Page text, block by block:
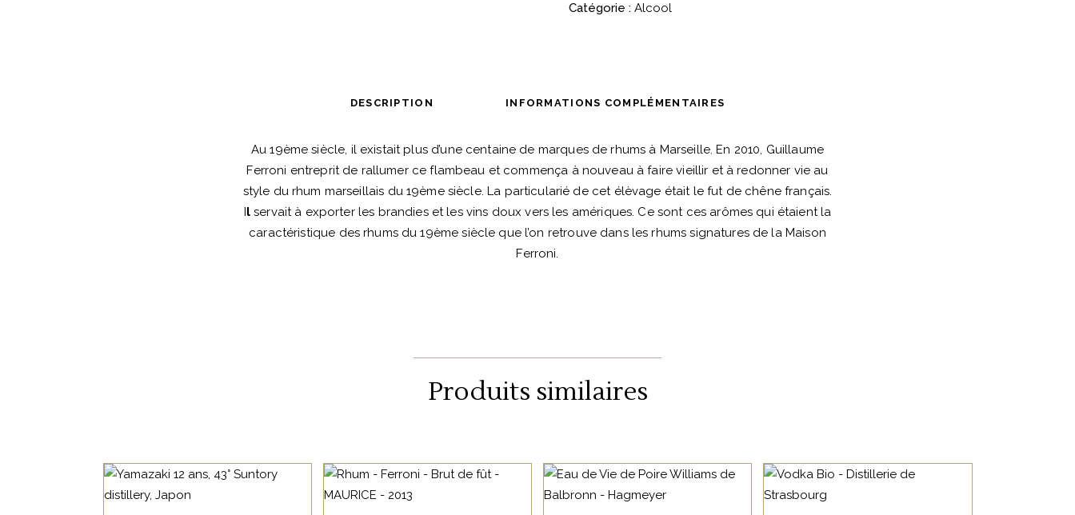
Brut
Catégorie : Alcool
DESCRIPTION INFORMATIONS COMPLÉMENTAIRES
Au 19ème siècle, il existait plus d’une centaine de marques de rhums à Marseille. En 2010, Guillaume
Ferroni entreprit de rallumer ce flambeau et commença à nouveau à faire vieillir et à redonner vie au
style du rhum marseillais du 19ème siècle. La particularié de cet élèvage était le fut de chêne français.
Ilservait à exporter les brandies et les vins doux vers les amériques. Ce sont ces arômes qui étaient la
caractéristique des rhums du 19ème siècle que l’on retrouve dans les rhums signatures de la Maison
Ferroni.
Produits similaires
ALCOOL ALCOOL ALCOOL